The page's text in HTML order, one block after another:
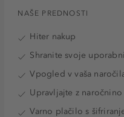
NAŠE PREDNOSTI
Hiter nakup
Shranite svoje
Vpogled v vaša
Upravljajte z
Varno plačilo s